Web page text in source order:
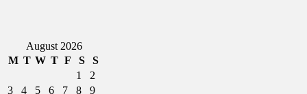
August 2026
M T W T F S
S
1
2
3
4 5 6 7 8
9